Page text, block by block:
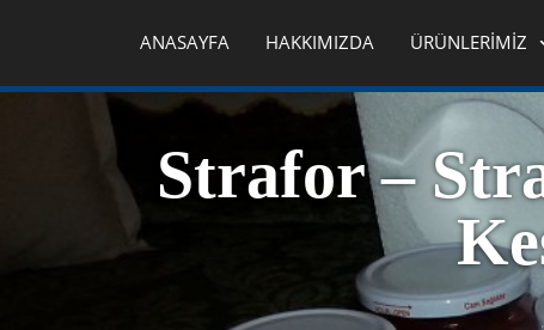
ANASAYFA HAKKIMIZDA ÜRÜNLERİMİZ
Strafor –